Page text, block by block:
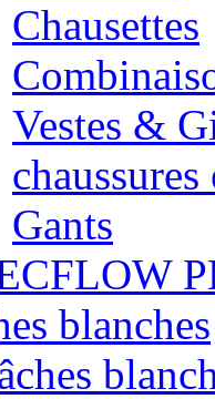
Chausettes
Vestes &
Gants
blanches